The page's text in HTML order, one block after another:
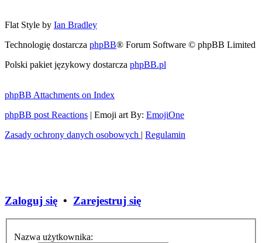
Flat Style by Ian Bradley
Technologię dostarcza phpBB® Forum Software © phpBB Limited
Polski pakiet językowy dostarcza phpBB.pl
phpBB Attachments on Index
phpBB post Reactions | Emoji art By: EmojiOne
Zasady ochrony danych osobowych | Regulamin
Zaloguj się • Zarejestruj się
Nazwa użytkownika: